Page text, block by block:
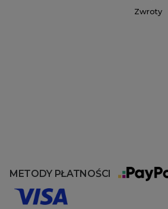
Zwroty
METODY PŁATNOŚCI